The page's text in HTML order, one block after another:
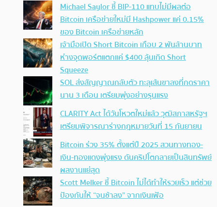
Michael Saylor ชี้ BIP-110 แทบไม่มีผลต่อ
Bitcoin เครือข่ายใหม่มี Hashpower แค่ 0.15%
ของ Bitcoin เครือข่ายหลัก
เจ้ามือเปิด Short Bitcoin เกือบ 2 พันล้านบาท
ห่างจุดพอร์ตแตกแค่ $400 ลุ้นเกิด Short
Squeeze
SOL ส่งสัญญาณกลับตัว ทะลุเส้นขาลงที่กดราคา
นาน 3 เดือน เตรียมพุ่งอย่างรุนแรง
CLARITY Act ได้วันโหวตใหม่แล้ว วุฒิสภาสหรัฐฯ
เตรียมพิจารณาร่างกฎหมายวันที่ 15 กันยายน
Bitcoin ร่วง 35% ตั้งแต่ปี 2025 สวนทางทอง-
เงิน-ทองแดงพุ่งแรง ดันคริปโตกลายเป็นสินทรัพย์
ผลงานแย่สุด
Scott Melker ชี้ Bitcoin ไม่ได้ทำให้รวยเร็ว แต่ช่วย
ป้องกันให้ “จนช้าลง” จากเงินเฟ้อ